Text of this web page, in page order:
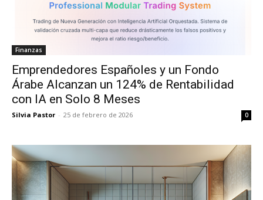
Finanzas
Emprendedores Españoles y un Fondo
Árabe Alcanzan un 124% de Rentabilidad
con IA en Solo 8 Meses
Silvia Pastor - 25 de febrero de 2026 0